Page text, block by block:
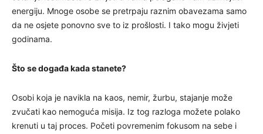
energiju. Mnoge osobe se pretrpaju raznim obavezama samo
da ne osjete ponovno sve to iz prošlosti. I tako mogu živjeti
godinama.
Što se događa kada stanete?
Osobi koja je navikla na kaos, nemir, žurbu, stajanje može
zvučati kao nemoguća misija. Iz tog razloga možete polako
krenuti u taj proces. Početi povremenim fokusom na sebe i